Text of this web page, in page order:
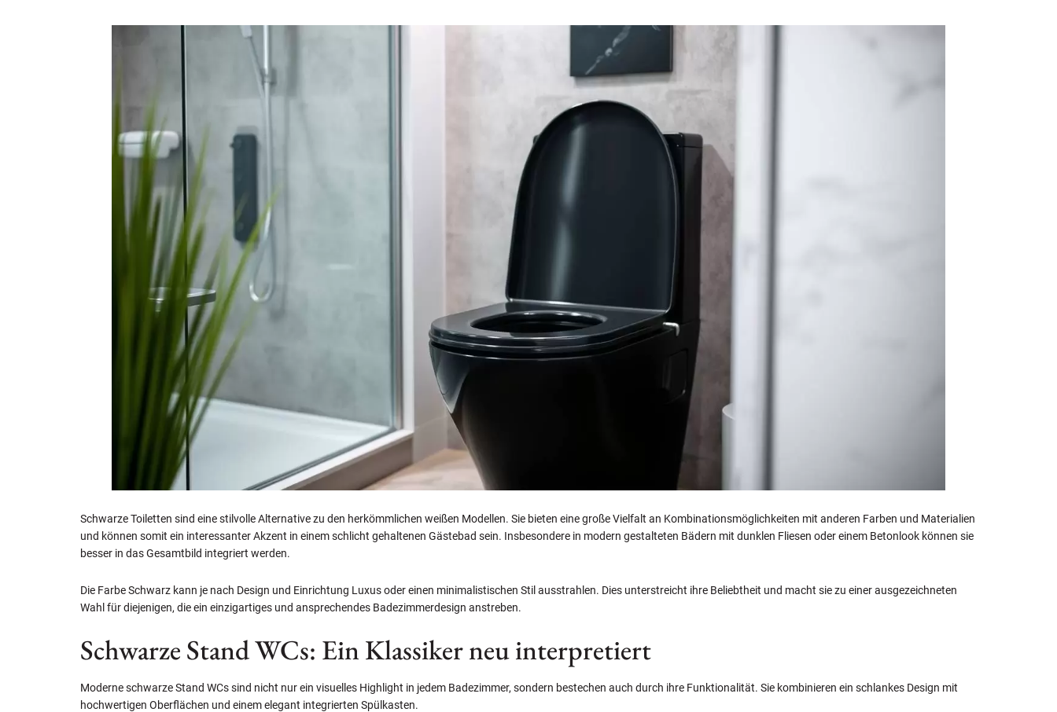
Schwarze Toiletten sind eine stilvolle Alternative zu den herkömmlichen weißen Modellen. Sie bieten eine große Vielfalt an Kombinationsmöglichkeiten mit anderen Farben und Materialien
und können somit ein interessanter Akzent in einem schlicht gehaltenen Gästebad sein. Insbesondere in modern gestalteten Bädern mit dunklen Fliesen oder einem Betonlook können sie
besser in das Gesamtbild integriert werden.
Die Farbe Schwarz kann je nach Design und Einrichtung Luxus oder einen minimalistischen Stil ausstrahlen. Dies unterstreicht ihre Beliebtheit und macht sie zu einer ausgezeichneten
Wahl für diejenigen, die ein einzigartiges und ansprechendes Badezimmerdesign anstreben.
Schwarze Stand WCs: Ein Klassiker neu interpretiert
Moderne schwarze Stand WCs sind nicht nur ein visuelles Highlight in jedem Badezimmer, sondern bestechen auch durch ihre Funktionalität. Sie kombinieren ein schlankes Design mit
hochwertigen Oberflächen und einem elegant integrierten Spülkasten.